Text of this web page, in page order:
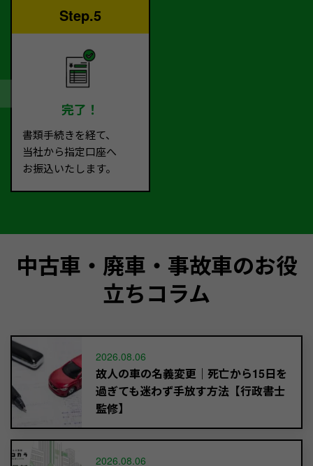
Step.5
完了！
書類手続きを経て、
当社から指定口座へ
お振込いたします。
中古車・廃車・事故車のお役
立ちコラム
2026.08.06
故人の車の名義変更｜死亡から15日を
過ぎても迷わず手放す方法【行政書士
監修】
2026.08.06